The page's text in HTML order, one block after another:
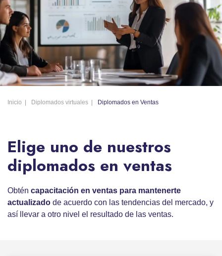
Inicio Diplomados virtuales Diplomados en Ventas
Elige uno de nuestros
diplomados en ventas
Obtén capacitación en ventas para mantenerte
actualizado de acuerdo con las tendencias del mercado, y
así llevar a otro nivel el resultado de las ventas.